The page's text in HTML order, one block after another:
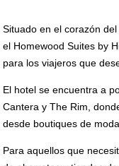
Situado en el corazón
el Homewood Suites by
para los viajeros que
El hotel se encuentra a
Cantera y The Rim,
desde boutiques de
Para aquellos que